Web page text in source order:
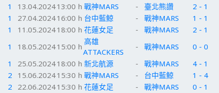
1 13.04.202413:00 h 戰神MARS - 臺北熊讚
2 - 1
1
27.04.202416:00 h 台中藍鯨 - 戰神MARS
1 - 1
1
11.05.202418:00 h 花蓮女足 - 戰神MARS
2 - 1
1
18.05.202415:00 h
高雄
ATTACKERS
- 戰神MARS
0 - 0
1
25.05.202418:00 h 新北航源 - 戰神MARS
4 - 1
2
15.06.202415:30 h 戰神MARS - 台中藍鯨
1 - 4
2
22.06.202415:30 h 花蓮女足 - 戰神MARS
0 - 1